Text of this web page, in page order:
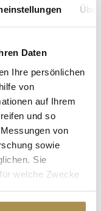
Daten
Ihre persönlichen
von
auf Ihrem
und so
von
sowie
Sie
welche Zwecke
das Privacy